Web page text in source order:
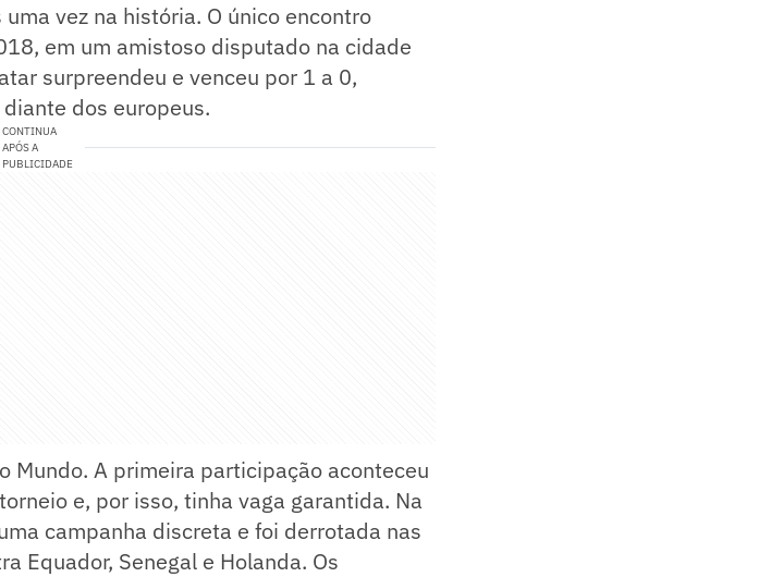
vez na história. O único encontro
em um amistoso disputado na cidade
surpreendeu e venceu por 1 a 0,
dos europeus.
CONTINUA
APÓS A
PUBLICIDADE
Mundo. A primeira participação aconteceu
e, por isso, tinha vaga garantida. Na
campanha discreta e foi derrotada nas
Equador, Senegal e Holanda. Os